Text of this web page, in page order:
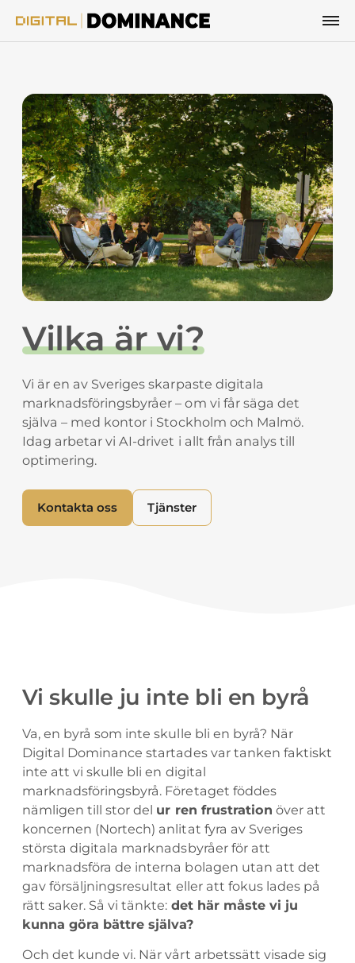
Vilka är vi?
Vi är en av Sveriges skarpaste digitala
marknadsföringsbyråer – om vi får säga det
själva – med kontor i Stockholm och Malmö.
Idag arbetar vi AI-drivet i allt från analys till
optimering.
Kontakta oss Tjänster
Vi skulle ju inte bli en byrå
Va, en byrå som inte skulle bli en byrå? När
Digital Dominance startades var tanken faktiskt
inte att vi skulle bli en digital
marknadsföringsbyrå. Företaget föddes
nämligen till stor del ur ren frustration över att
koncernen (Nortech) anlitat fyra av Sveriges
största digitala marknadsbyråer för att
marknadsföra de interna bolagen utan att det
gav försäljningsresultat eller att fokus lades på
rätt saker. Så vi tänkte: det här måste vi ju
kunna göra bättre själva?
Och det kunde vi. När vårt arbetssätt visade sig